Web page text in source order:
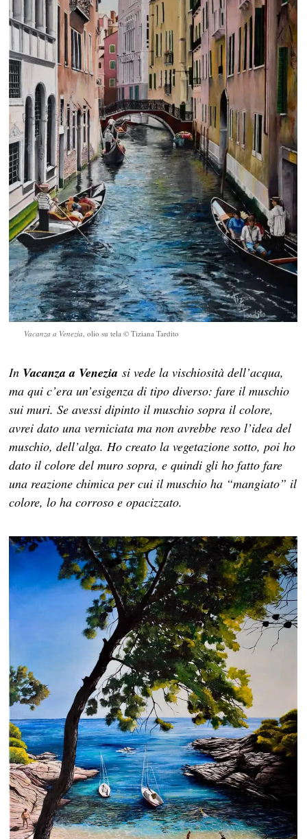
Vacanza a Venezia, olio su tela © Tiziana Tardito
In Vacanza a Venezia si vede la vischiosità dell’acqua,
ma qui c’era un’esigenza di tipo diverso: fare il muschio
sui muri. Se avessi dipinto il muschio sopra il colore,
avrei dato una verniciata ma non avrebbe reso l’idea del
muschio, dell’alga. Ho creato la vegetazione sotto, poi ho
dato il colore del muro sopra, e quindi gli ho fatto fare
una reazione chimica per cui il muschio ha “mangiato” il
colore, lo ha corroso e opacizzato.